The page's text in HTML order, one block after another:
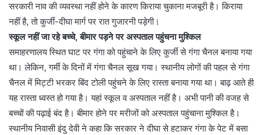
सरकारी नाव की व्यवस्था नहीं होने के कारण किराया चुकाना मजबूरी है। किराया
नहीं है, तो कुर्जी-दीघा मार्ग पर रात गुजारनी पड़ेगी।
स्कूल नहीं जा रहे बच्चे, बीमार पड़ने पर अस्पताल पहुंचना मुश्किल
समाहरणालय स्थित घाट पर गंगा को पहुंचाने के लिए कुर्जी से गंगा चैनल बनाया गया
था। लेकिन, गर्मी के दिनों में गंगा चैनल सूख गया। स्थानीय लोगों की पहल से गंगा
चैनल में मिट्टी भरकर बिंद टोली पहुंचने के लिए रास्ता बनाया गया था। बाढ़ आते ही
यह रास्ता ध्वस्त हो गया है। यहां स्कूल व अस्पताल नहीं है। अभी पानी की वजह से
बच्चों की पढ़ाई बंद है। बीमार होने पर मरीजों को अस्पताल पहुंचाना मुश्किल है।
स्थानीय निवासी इंदु देवी ने कहा कि सरकार ने दीघा से हटाकर गंगा के पेट में बसा